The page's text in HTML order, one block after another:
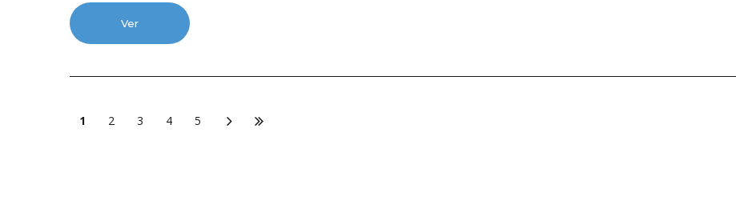
Ver
1 2 3 4 5